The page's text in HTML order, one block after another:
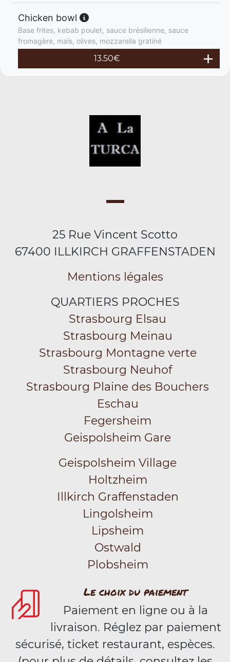
Chicken bowl
Base frites, kebab poulet, sauce brésilienne, sauce
fromagère, maïs, olives, mozzarella gratiné
13.50€
25 Rue Vincent Scotto
67400 ILLKIRCH GRAFFENSTADEN
Mentions légales
QUARTIERS PROCHES
Strasbourg Elsau
Strasbourg Meinau
Strasbourg Montagne verte
Strasbourg Neuhof
Strasbourg Plaine des Bouchers
Eschau
Fegersheim
Geispolsheim Gare
Geispolsheim Village
Holtzheim
Illkirch Graffenstaden
Lingolsheim
Lipsheim
Ostwald
Plobsheim
Le choix du paiement
Paiement en ligne ou à la
livraison. Réglez par paiement
sécurisé, ticket restaurant, espèces.